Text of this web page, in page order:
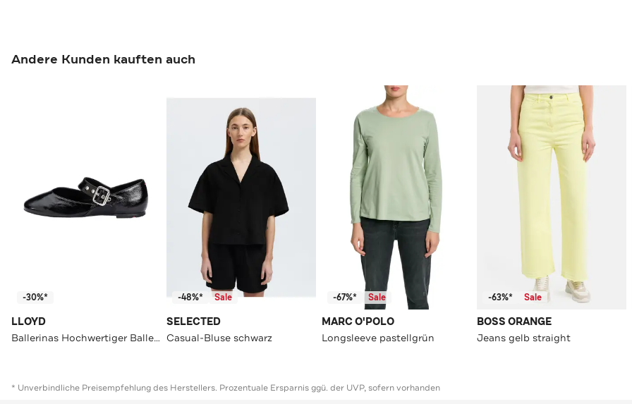
Andere Kunden kauften auch
-30%*
LLOYD
Ballerinas Hochwertiger Ballerina schwarz
-48%* Sale
SELECTED
Casual-Bluse schwarz
-67%* Sale
MARC O'POLO
Longsleeve pastellgrün
-63%* Sale
BOSS ORANGE
Jeans gelb straight
* Unverbindliche Preisempfehlung des Herstellers. Prozentuale Ersparnis ggü. der UVP, sofern vorhanden